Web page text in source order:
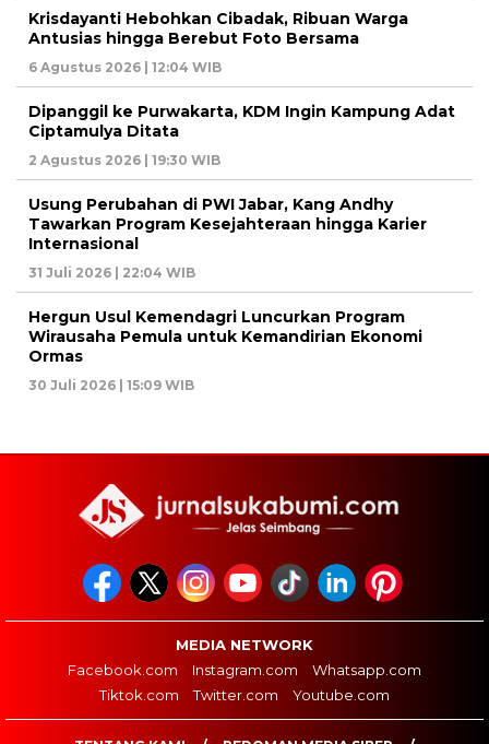
Krisdayanti Hebohkan Cibadak, Ribuan Warga
Antusias hingga Berebut Foto Bersama
6 Agustus 2026 | 12:04 WIB
Dipanggil ke Purwakarta, KDM Ingin Kampung Adat
Ciptamulya Ditata
2 Agustus 2026 | 19:30 WIB
Usung Perubahan di PWI Jabar, Kang Andhy
Tawarkan Program Kesejahteraan hingga Karier
Internasional
31 Juli 2026 | 22:04 WIB
Hergun Usul Kemendagri Luncurkan Program
Wirausaha Pemula untuk Kemandirian Ekonomi
Ormas
30 Juli 2026 | 15:09 WIB
MEDIA NETWORK
Facebook.com
Instagram.com
Whatsapp.com
Tiktok.com
Twitter.com Youtube.com